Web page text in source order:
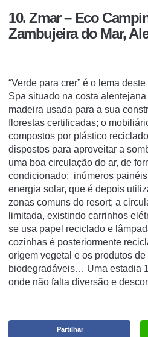
10. Zmar – Eco
Zambujeira do Mar,
“Verde para crer” é o lema
Spa situado na costa
madeira usada para a sua
florestas certificadas; o
compostos por plástico
dispostos para aproveitar a
uma boa circulação do ar, de
condicionado; inúmeros
energia solar, que é depois
zonas comuns do resort; a
limitada, existindo carrinhos
se usa papel reciclado e
cozinhas é posteriormente
origem vegetal e os produtos
biodegradáveis… Uma estadia
onde não falta diversão e
Partilhar